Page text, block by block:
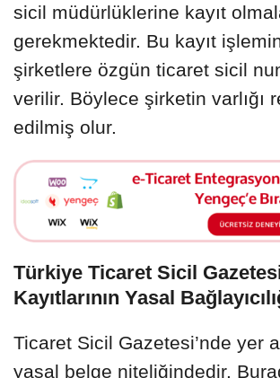
sicil müdürlüklerine kayıt
gerekmektedir. Bu kayıt
şirketlere özgün ticaret sicil
verilir. Böylece şirketin varlığı
edilmiş olur.
Türkiye Ticaret Sicil
Kayıtlarının Yasal
Ticaret Sicil Gazetesi’nde yer
yasal belge niteliğindedir.